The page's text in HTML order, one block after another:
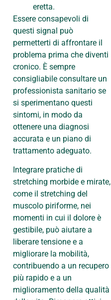
eretta.
Essere consapevoli di
questi signal può
permetterti di affrontare il
problema prima che diventi
cronico. È sempre
consigliabile consultare un
professionista sanitario se
si sperimentano questi
sintomi, in modo da
ottenere una diagnosi
accurata e un piano di
trattamento adeguato.
Integrare pratiche di
stretching morbide e mirate,
come il stretching del
muscolo piriforme, nei
momenti in cui il dolore è
gestibile, può aiutare a
liberare tensione e a
migliorare la mobilità,
contribuendo a un recupero
più rapido e a un
miglioramento della qualità